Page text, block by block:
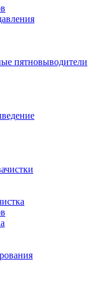
пятновыводители